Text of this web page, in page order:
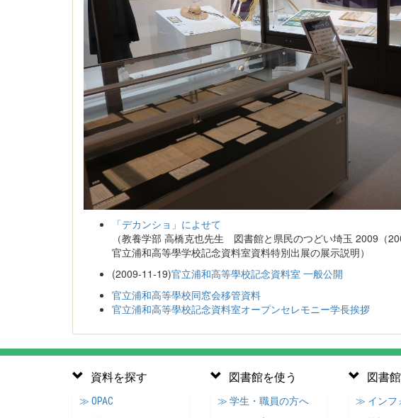
「デカンショ」によせて
（教養学部 高橋克也先生 図書館と県民のつどい埼玉 2009（
官立浦和高等學学校記念資料室資料特別出展の展示説明）
(2009-11-19)官立浦和高等學校記念資料室 一般公開
官立浦和高等學校同窓会移管資料
官立浦和高等學校記念資料室オープンセレモニー学長挨拶
資料を探す
≫ OPAC
図書館を使う
≫ 学生・職員の方へ
図書
≫ インフ